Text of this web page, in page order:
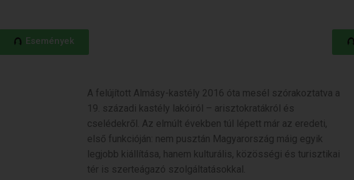
Események
A felújított Almásy-kastély 2016 óta mesél szórakoztatva a
19. századi kastély lakóiról – arisztokratákról és
cselédekről. Az elmúlt években túl lépett már az eredeti,
első funkcióján: nem pusztán Magyarország máig egyik
legjobb kiállítása, hanem kulturális, közösségi és turisztikai
tér is szerteágazó szolgáltatásokkal.